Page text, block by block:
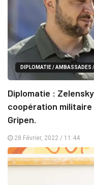
DIPLOMATIE / AMBASSADES
Diplomatie :
coopération
Gripen.
28 Février, 2022 / 11:44